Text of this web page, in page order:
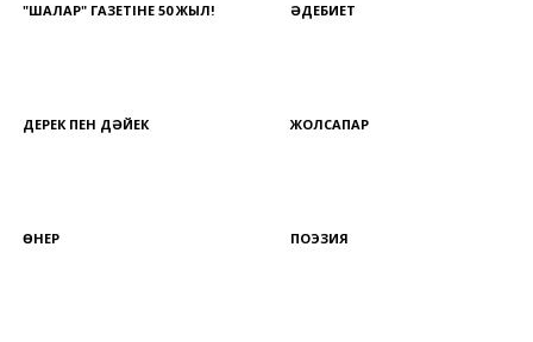
"ШАЛҚАР" ГАЗЕТІНЕ 50 ЖЫЛ! ӘДЕБИЕТ
ДЕРЕК ПЕН ДӘЙЕК ЖОЛСАПАР
ӨНЕР ПОЭЗИЯ